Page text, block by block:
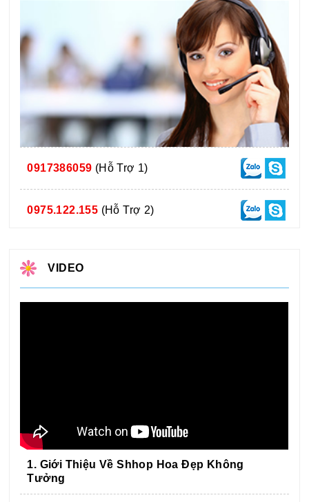
0917386059 (Hỗ Trợ 1)
0975.122.155 (Hỗ Trợ 2)
VIDEO
1. Giới Thiệu Về Shhop Hoa Đẹp Không
Tưởng